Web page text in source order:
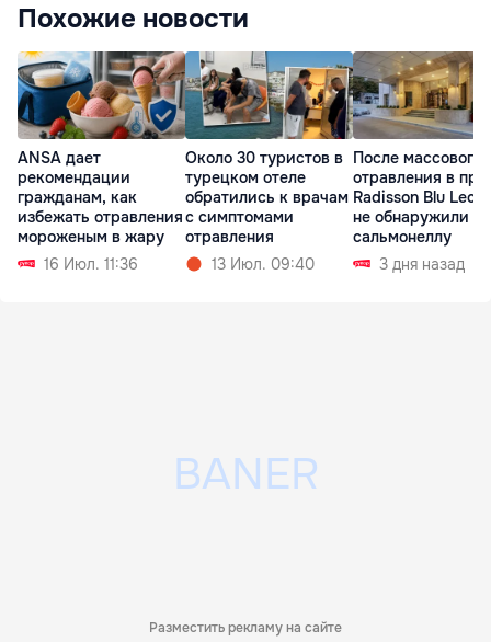
Похожие новости
ANSA дает
рекомендации
гражданам, как
избежать отравления
мороженым в жару
16 Июл. 11:36
Около 30 туристов в
турецком отеле
обратились к врачам
с симптомами
отравления
13 Июл. 09:40
После массового
отравления в
Radisson Blu
не обнаружили
сальмонеллу
3 дня назад
Разместить рекламу на сайте